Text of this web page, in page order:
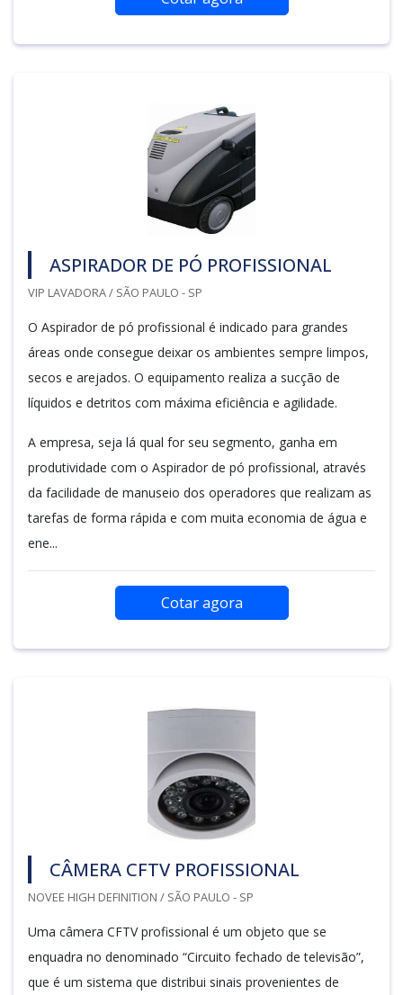
ASPIRADOR DE PÓ PROFISSIONAL
VIP LAVADORA / SÃO PAULO - SP
O Aspirador de pó profissional é indicado para grandes
áreas onde consegue deixar os ambientes sempre limpos,
secos e arejados. O equipamento realiza a sucção de
líquidos e detritos com máxima eficiência e agilidade.
A empresa, seja lá qual for seu segmento, ganha em
produtividade com o Aspirador de pó profissional, através
da facilidade de manuseio dos operadores que realizam as
tarefas de forma rápida e com muita economia de água e
ene...
Cotar agora
CÂMERA CFTV PROFISSIONAL
NOVEE HIGH DEFINITION / SÃO PAULO - SP
Uma câmera CFTV profissional é um objeto que se
enquadra no denominado “Circuito fechado de televisão”,
que é um sistema que distribui sinais provenientes de